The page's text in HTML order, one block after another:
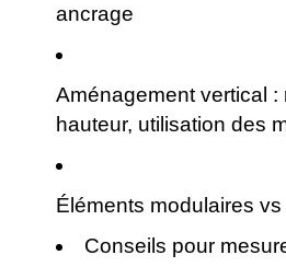
ancrage
Aménagement vertical :
hauteur, utilisation des
Éléments modulaires
Conseils pour